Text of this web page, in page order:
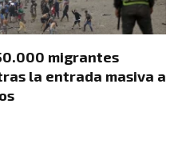
migrantes
la entrada masiva a